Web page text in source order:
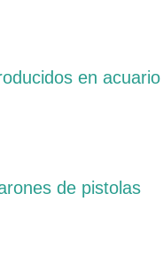
en acuario
de pistolas